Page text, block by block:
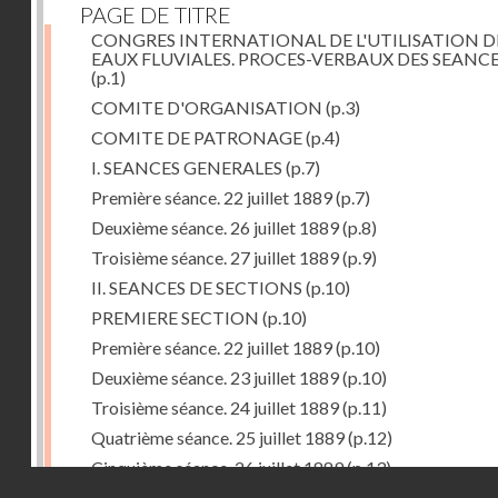
PAGE DE TITRE
CONGRES INTERNATIONAL DE L'UTILISATION
EAUX FLUVIALES. PROCES-VERBAUX DES
(p.1)
COMITE D'ORGANISATION (p.3)
COMITE DE PATRONAGE(p.4)
I. SEANCES GENERALES (p.7)
Première séance. 22 juillet 1889(p.7)
Deuxième séance. 26 juillet 1889(p.8)
Troisième séance. 27 juillet 1889(p.9)
II. SEANCES DE SECTIONS (p.10)
PREMIERE SECTION (p.10)
Première séance. 22 juillet 1889(p.10)
Deuxième séance. 23 juillet 1889(p.10)
Troisième séance. 24 juillet 1889(p.11)
Quatrième séance. 25 juillet 1889(p.12)
Cinquième séance. 26 juillet 1889(p.13)